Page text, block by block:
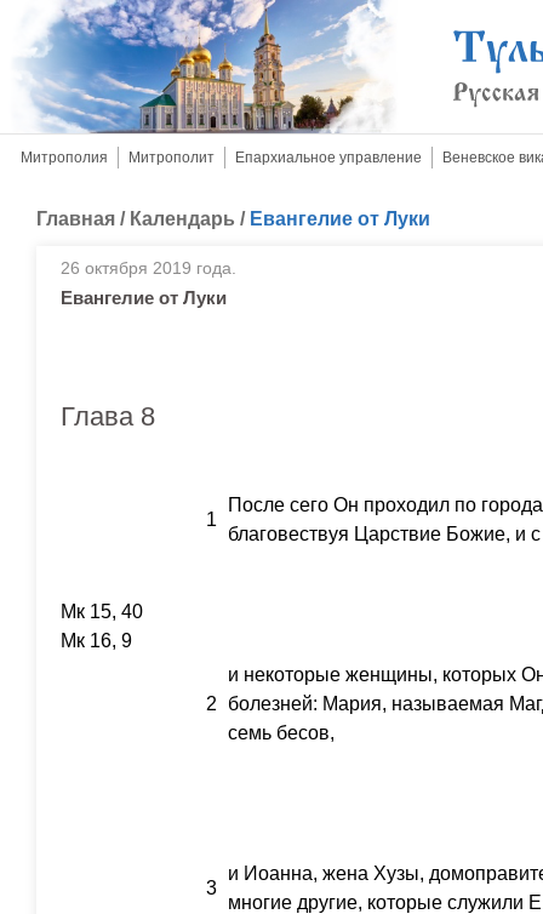
Митрополия Митрополит Епархиальное управление Веневское
Главная / Календарь / Евангелие от Луки
26 октября 2019 года.
Евангелие от Луки
Глава 8
1
После сего Он проходил по
благовествуя Царствие Божие, и
Мк 15, 40
Мк 16, 9
2
и некоторые женщины, которых
болезней: Мария, называемая
семь бесов,
3
и Иоанна, жена Хузы,
многие другие, которые служили